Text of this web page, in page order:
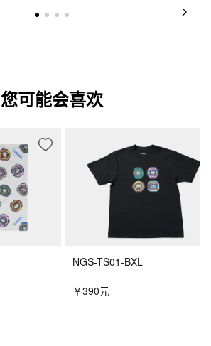
您可能会喜欢
NGS-TS01-BXL
￥390元